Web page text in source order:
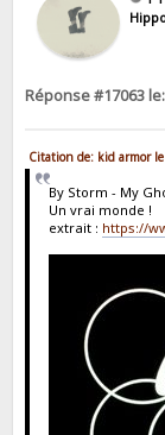
Réponse #17063 le:
Citation de: kid armor
By Storm - My
Un vrai monde !
extrait : https://